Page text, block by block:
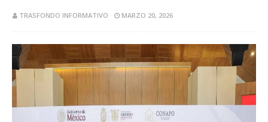
TRASFONDO INFORMATIVO MARZO 20, 2026